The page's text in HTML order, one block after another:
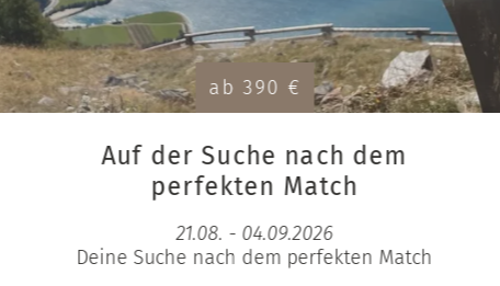
Auf der Suche nach dem
perfekten Match
21.08. - 04.09.2026
Deine Suche nach dem perfekten Match
ab 390 €